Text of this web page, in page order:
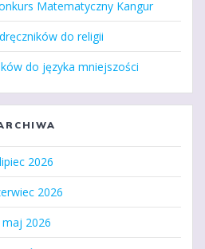
Matematyczny Kangur
do religii
do języka mniejszości
lipiec 2026
2026
maj 2026